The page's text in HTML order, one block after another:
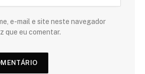
e-mail e site neste navegador
que eu comentar.